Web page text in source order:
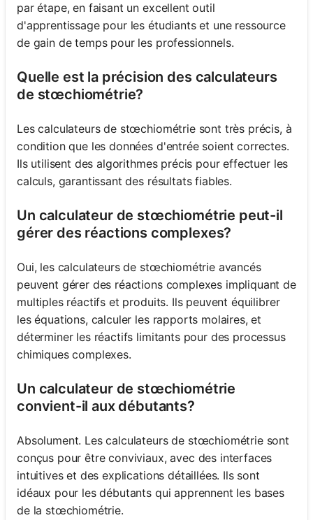
par étape, en faisant un excellent outil
d'apprentissage pour les étudiants et une ressource
de gain de temps pour les professionnels.
Quelle est la précision des calculateurs
de stœchiométrie?
Les calculateurs de stœchiométrie sont très précis, à
condition que les données d'entrée soient correctes.
Ils utilisent des algorithmes précis pour effectuer les
calculs, garantissant des résultats fiables.
Un calculateur de stœchiométrie peut-il
gérer des réactions complexes?
Oui, les calculateurs de stœchiométrie avancés
peuvent gérer des réactions complexes impliquant de
multiples réactifs et produits. Ils peuvent équilibrer
les équations, calculer les rapports molaires, et
déterminer les réactifs limitants pour des processus
chimiques complexes.
Un calculateur de stœchiométrie
convient-il aux débutants?
Absolument. Les calculateurs de stœchiométrie sont
conçus pour être conviviaux, avec des interfaces
intuitives et des explications détaillées. Ils sont
idéaux pour les débutants qui apprennent les bases
de la stœchiométrie.